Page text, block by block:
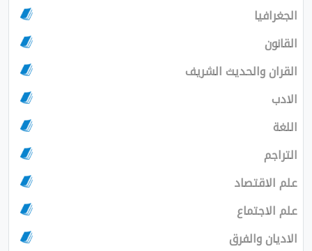
الجغرافيا
القانون
القران والحديث الشريف
الادب
اللغة
التراجم
علم الاقتصاد
علم الاجتماع
الاديان والفرق